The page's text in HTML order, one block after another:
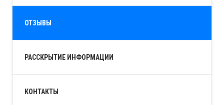
ОТЗЫВЫ
РАССКРЫТИЕ ИНФОРМАЦИИ
КОНТАКТЫ